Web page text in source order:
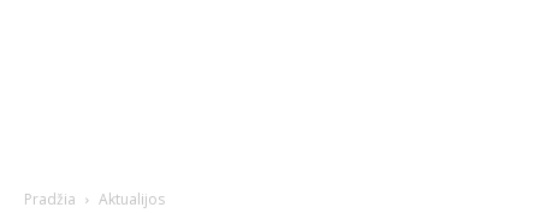
Pradžia Aktualijos